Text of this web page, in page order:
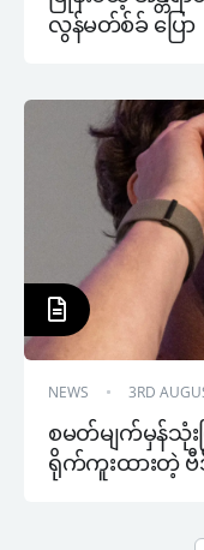
လွန်မတ်စ်ခ် ပြော
NEWS 3RD
စမတ်မျက်မှန်သုံးပ
ရိုက်ကူးထားတဲ့ ဗီ